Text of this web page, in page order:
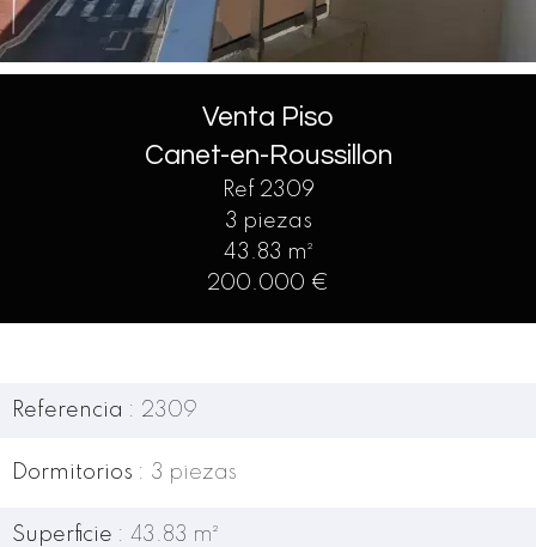
Venta Piso
Canet-en-Roussillon
Ref 2309
3 piezas
43.83 m²
200.000 €
Referencia 2309
Dormitorios 3 piezas
Superficie 43.83 m²